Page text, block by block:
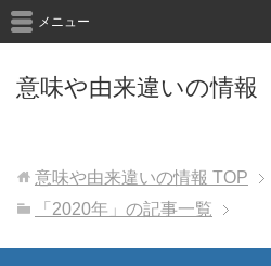
意味や由来違いの情報
メニュー
意味や由来違いの情報 TOP
「2020年」の記事一覧